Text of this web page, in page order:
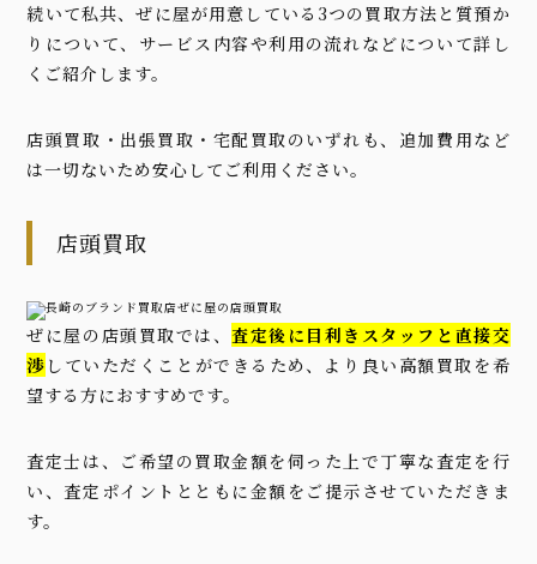
続いて私共、ぜに屋が用意している3つの買取方法と質預か
りについて、サービス内容や利用の流れなどについて詳し
くご紹介します。
店頭買取・出張買取・宅配買取のいずれも、追加費用など
は一切ないため安心してご利用ください。
店頭買取
ぜに屋の店頭買取では、 査定後に目利きスタッフと直接交
渉 していただくことができるため、より良い高額買取を希
望する方におすすめです。
査定士は、ご希望の買取金額を伺った上で丁寧な査定を行
い、査定ポイントとともに金額をご提示させていただきま
す。